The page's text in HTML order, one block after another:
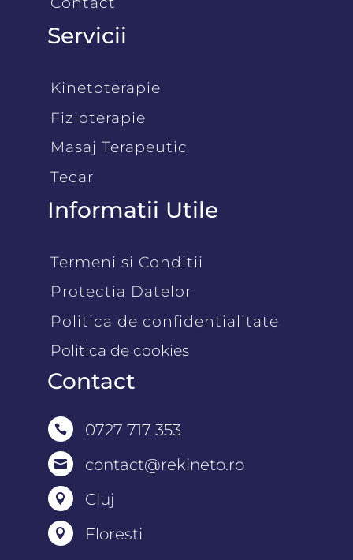
Servicii
Kinetoterapie
Fizioterapie
Masaj Terapeutic
Tecar
Informatii Utile
Termeni si Conditii
Protectia Datelor
Politica de confidentialitate
Politica de cookies
Contact
 0727 717 353
 contact@rekineto.ro
 Cluj
 Floresti